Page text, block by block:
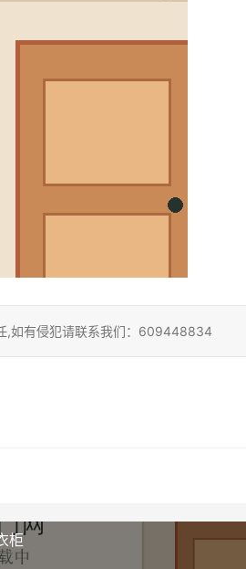
,如有侵犯请联系我们：609448834
柜